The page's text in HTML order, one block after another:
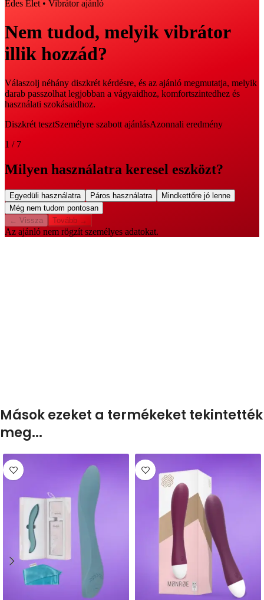
Mások ezeket a termékeket tekintették
meg...